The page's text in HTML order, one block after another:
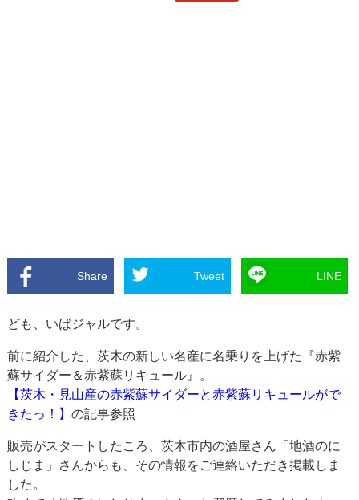
Share Tweet LINE
ども、いばジャルです。
前に紹介した、茨木の新しい名産に名乗りを上げた『赤紫
蘇サイダー＆赤紫蘇リキュール』。
【茨木・見山産の赤紫蘇サイダーと赤紫蘇リキュールがで
きたっ！】の記事参照
販売がスタートしたころ、茨木市内の酒屋さん「地酒のに
しじま」さんからも、その情報をご連絡いただき掲載しま
した。